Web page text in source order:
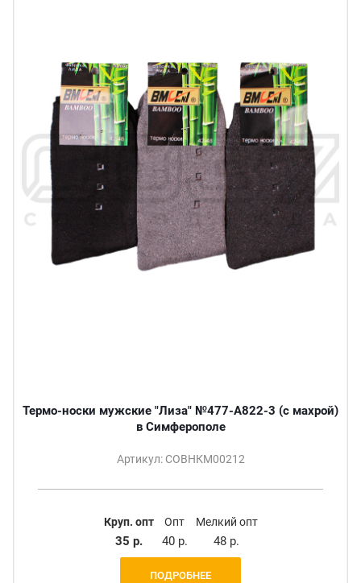
Термо-носки мужские "Лиза" №477-A822-3 (с махрой)
в Симферополе
Артикул: СОВНКМ00212
Круп. опт
35 р.
Опт
40 р.
Мелкий опт
48 р.
ПОДРОБНЕЕ